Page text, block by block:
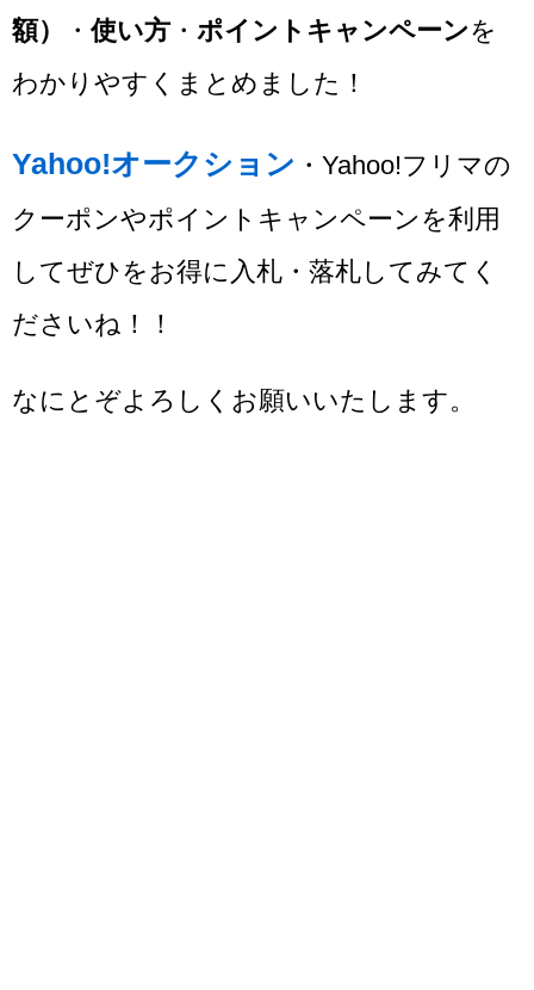
額）
・ 使い方 ・ ポイントキャンペーンを
わかりやすくまとめました！
Yahoo!オークション ・Yahoo!フリマの
クーポンやポイントキャンペーンを利用
してぜひをお得に入札・落札してみてく
ださいね！！
なにとぞよろしくお願いいたします。